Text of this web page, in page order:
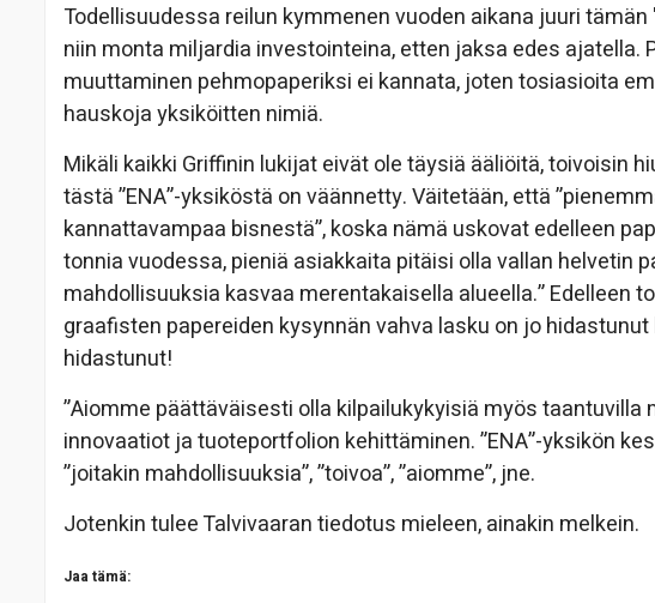
Todellisuudessa reilun kymmenen vuoden aikana juuri
niin monta miljardia investointeina, etten jaksa edes ajatella.
muuttaminen pehmopaperiksi ei kannata, joten tosiasioita
hauskoja yksiköitten nimiä.
Mikäli kaikki Griffinin lukijat eivät ole täysiä ääliöitä, toivoisin
tästä ”ENA”-yksiköstä on väännetty. Väitetään, että
kannattavampaa bisnestä”, koska nämä uskovat edelleen
tonnia vuodessa, pieniä asiakkaita pitäisi olla vallan helvetin
mahdollisuuksia kasvaa merentakaisella alueella.” Edelleen
graafisten papereiden kysynnän vahva lasku on jo
hidastunut!
”Aiomme päättäväisesti olla kilpailukykyisiä myös taantuvilla
innovaatiot ja tuoteportfolion kehittäminen. ”ENA”-yksikön
”joitakin mahdollisuuksia”, ”toivoa”, ”aiomme”, jne.
Jotenkin tulee Talvivaaran tiedotus mieleen, ainakin melkein.
Jaa tämä: